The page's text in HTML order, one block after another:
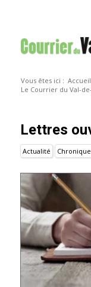
Vous êtes ici : Accueil
Le Courrier du Val-
Lettres
Actualité